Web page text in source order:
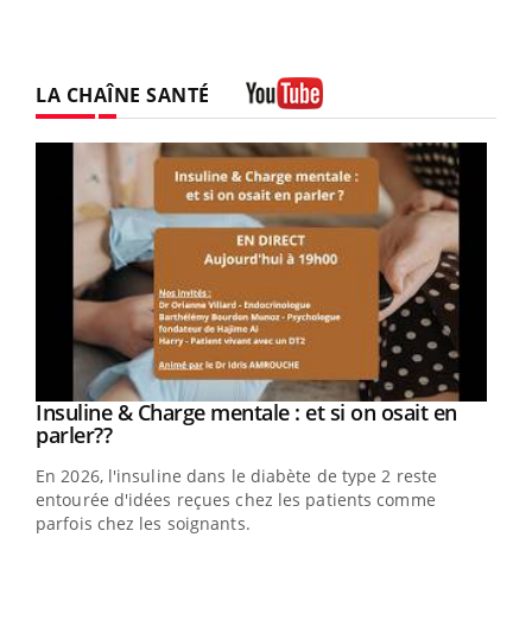
LA CHAÎNE SANTÉ
Youtube
Insuline & Charge mentale : et si on osait en
parler??Youtube
En 2026, l'insuline dans le diabète de type 2 reste
entourée d'idées reçues chez les patients comme
parfois chez les soignants.